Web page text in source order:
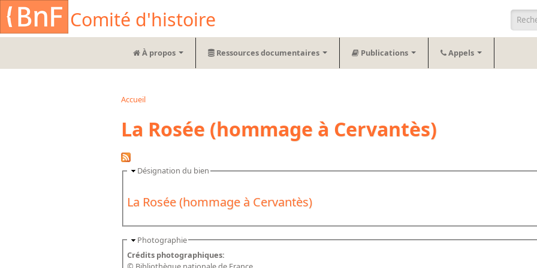
Aller au contenu principal
Comité d'histoire
À propos Ressources documentaires Publications Appels
Accueil
La Rosée (hommage à Cervantès)
Désignation du bien
La Rosée (hommage à Cervantès)
Photographie
Crédits photographiques:
Cookies management panel